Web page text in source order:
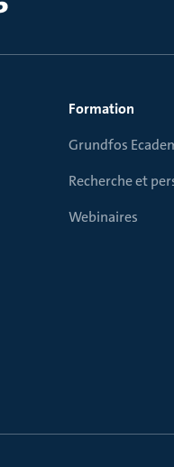
Formation
Grundfos
Recherche et
Webinaires